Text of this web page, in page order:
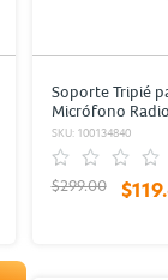
Soporte Tripié
Micrófono
cm
SKU: 100134840
$299.00